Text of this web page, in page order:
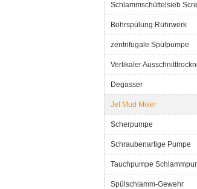
Schlammschüttelsieb
Bohrspülung Rührwerk
zentrifugale Spülpumpe
Vertikaler
Degasser
Jet Mud Mixer
Scherpumpe
Schraubenartige Pumpe
Tauchpumpe
Spülschlamm-Gewehr